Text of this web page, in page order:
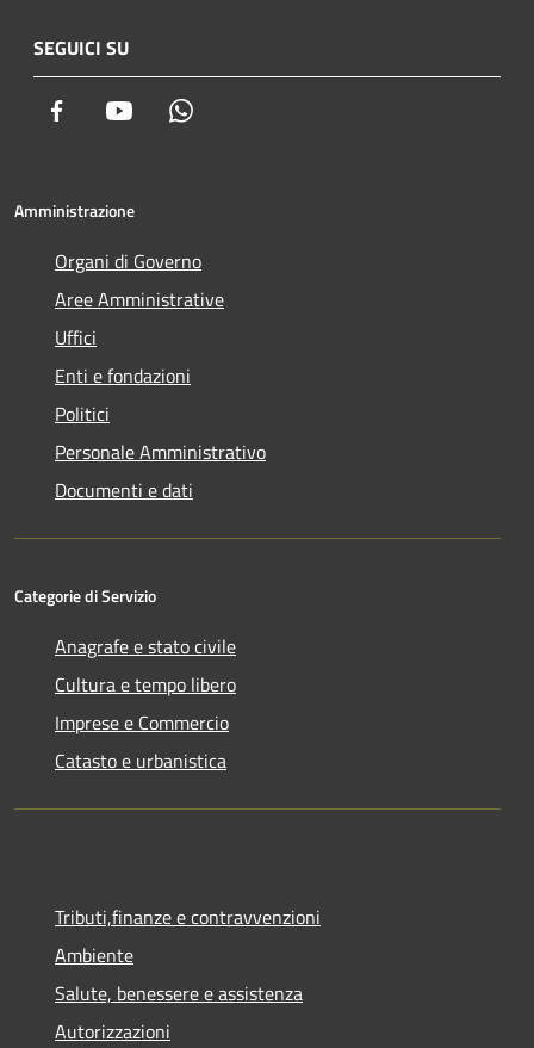
SEGUICI SU
Facebook Youtube
Amministrazione
Organi di Governo
Aree Amministrative
Uffici
Enti e fondazioni
Politici
Personale Amministrativo
Documenti e dati
Categorie di Servizio
Anagrafe e stato civile
Cultura e tempo libero
Imprese e Commercio
Catasto e urbanistica
Tributi,finanze e contravvenzioni
Ambiente
Salute, benessere e assistenza
Autorizzazioni